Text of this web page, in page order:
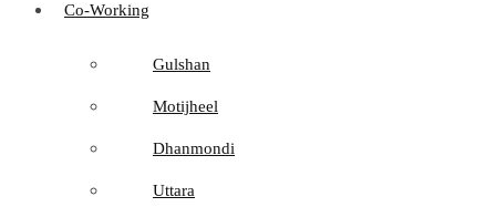
Co-Working
Gulshan
Motijheel
Dhanmondi
Uttara